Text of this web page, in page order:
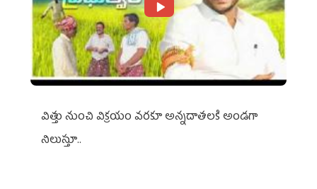
విత్తు నుంచి విక్రయం వరకూ అన్నదాతలకి అండగా
నిలుస్తూ..